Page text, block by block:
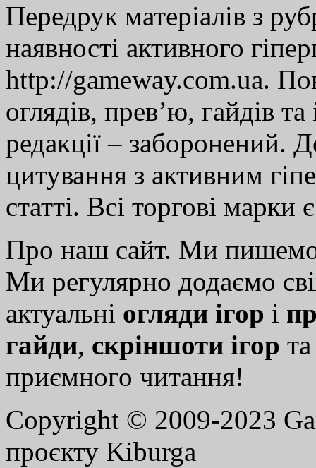
Передрук матеріалів з
наявності активного
http://gameway.com.ua.
оглядів, прев’ю, гайдів
редакції – заборонений.
цитування з активним
статті. Всі торгові марки
Про наш сайт. Ми
Ми регулярно додаємо
актуальні огляди ігор і
гайди, скріншоти ігор
приємного читання!
Copyright © 2009-2023
проєкту Kiburga